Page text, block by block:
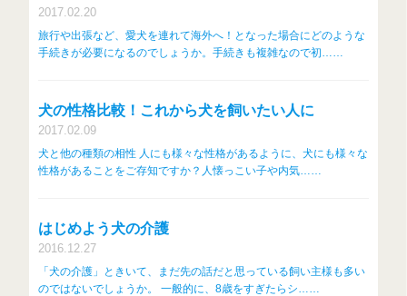
2017.02.20
旅行や出張など、愛犬を連れて海外へ！となった場合にどのような
手続きが必要になるのでしょうか。手続きも複雑なので初……
犬の性格比較！これから犬を飼いたい人に
2017.02.09
犬と他の種類の相性 人にも様々な性格があるように、犬にも様々な
性格があることをご存知ですか？人懐っこい子や内気……
はじめよう犬の介護
2016.12.27
「犬の介護」ときいて、まだ先の話だと思っている飼い主様も多い
のではないでしょうか。 一般的に、8歳をすぎたらシ……